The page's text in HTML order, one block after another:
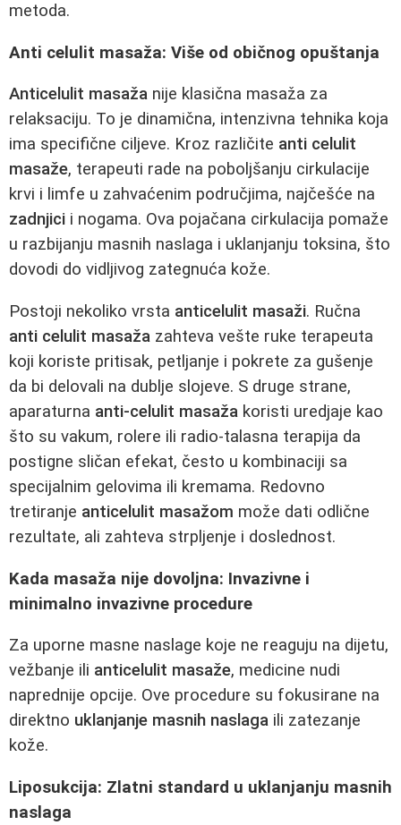
metoda.
Anti celulit masaža: Više od običnog opuštanja
Anticelulit masaža nije klasična masaža za
relaksaciju. To je dinamična, intenzivna tehnika koja
ima specifične ciljeve. Kroz različite anti celulit
masaže, terapeuti rade na poboljšanju cirkulacije
krvi i limfe u zahvaćenim područjima, najčešće na
zadnjici i nogama. Ova pojačana cirkulacija pomaže
u razbijanju masnih naslaga i uklanjanju toksina, što
dovodi do vidljivog zategnuća kože.
Postoji nekoliko vrsta anticelulit masaži. Ručna
anti celulit masaža zahteva vešte ruke terapeuta
koji koriste pritisak, petljanje i pokrete za gušenje
da bi delovali na dublje slojeve. S druge strane,
aparaturna anti-celulit masaža koristi uredjaje kao
što su vakum, rolere ili radio-talasna terapija da
postigne sličan efekat, često u kombinaciji sa
specijalnim gelovima ili kremama. Redovno
tretiranje anticelulit masažom može dati odlične
rezultate, ali zahteva strpljenje i doslednost.
Kada masaža nije dovoljna: Invazivne i
minimalno invazivne procedure
Za uporne masne naslage koje ne reaguju na dijetu,
vežbanje ili anticelulit masaže, medicine nudi
naprednije opcije. Ove procedure su fokusirane na
direktno uklanjanje masnih naslaga ili zatezanje
kože.
Liposukcija: Zlatni standard u uklanjanju masnih
naslaga